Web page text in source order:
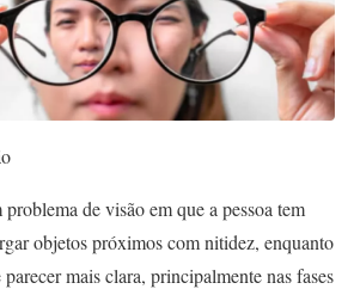
de visão em que a pessoa tem
objetos próximos com nitidez, enquanto
mais clara, principalmente nas fases